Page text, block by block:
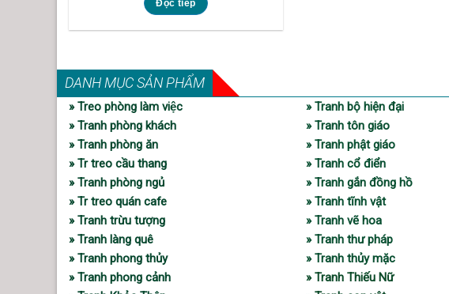
Đọc tiếp
DANH MỤC SẢN PHẨM
» Treo phòng làm việc
» Tranh phòng khách
» Tranh phòng ăn
» Tr treo cầu thang
» Tranh phòng ngủ
» Tr treo quán cafe
» Tranh trừu tượng
» Tranh làng quê
» Tranh phong thủy
» Tranh phong cảnh
» Tranh bộ hiện đại
» Tranh tôn giáo
» Tranh phật giáo
» Tranh cổ điển
» Tranh gắn đồng hồ
» Tranh tĩnh vật
» Tranh vẽ hoa
» Tranh thư pháp
» Tranh thủy mặc
» Tranh Thiếu Nữ